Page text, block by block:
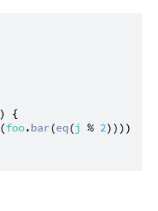
) {
(foo.bar(eq(j % 2))))